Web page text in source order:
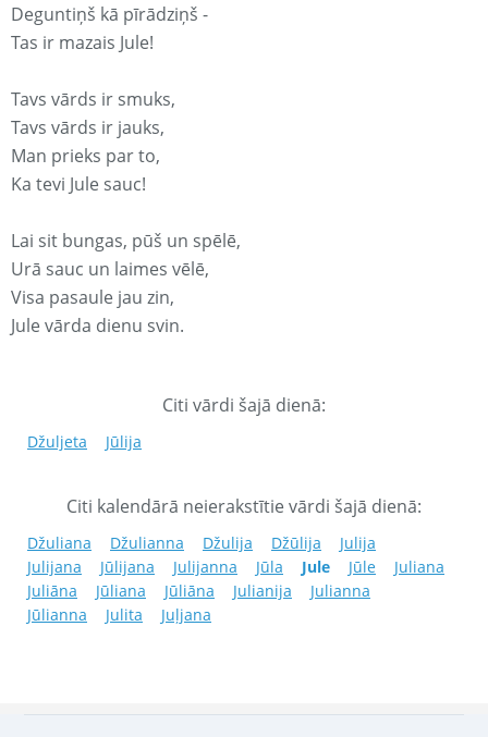
Deguntiņš kā pīrādziņš -
Tas ir mazais Jule!
Tavs vārds ir smuks,
Tavs vārds ir jauks,
Man prieks par to,
Ka tevi Jule sauc!
Lai sit bungas, pūš un spēlē,
Urā sauc un laimes vēlē,
Visa pasaule jau zin,
Jule vārda dienu svin.
Citi vārdi šajā dienā:
Džuljeta Jūlija
Citi kalendārā neierakstītie vārdi šajā dienā:
Džuliana Džulianna Džulija Džūlija
Julija
Julijana
Jūlijana Julijanna Jūla Jule Jūle
Juliana
Juliāna
Jūliana Jūliāna Julianija
Julianna
Jūlianna
Julita Juļjana